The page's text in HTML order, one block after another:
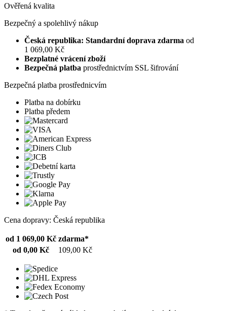
Ověřená kvalita
Bezpečný a spolehlivý nákup
Česká republika: Standardní doprava zdarma od
1 069,00 Kč
Bezplatné vrácení zboží
Bezpečná platba prostřednictvím SSL šifrování
Bezpečná platba prostřednicvím
Platba na dobírku
Platba předem
Cena dopravy: Česká republika
od 1 069,00 Kč zdarma*
od 0,00 Kč
109,00 Kč